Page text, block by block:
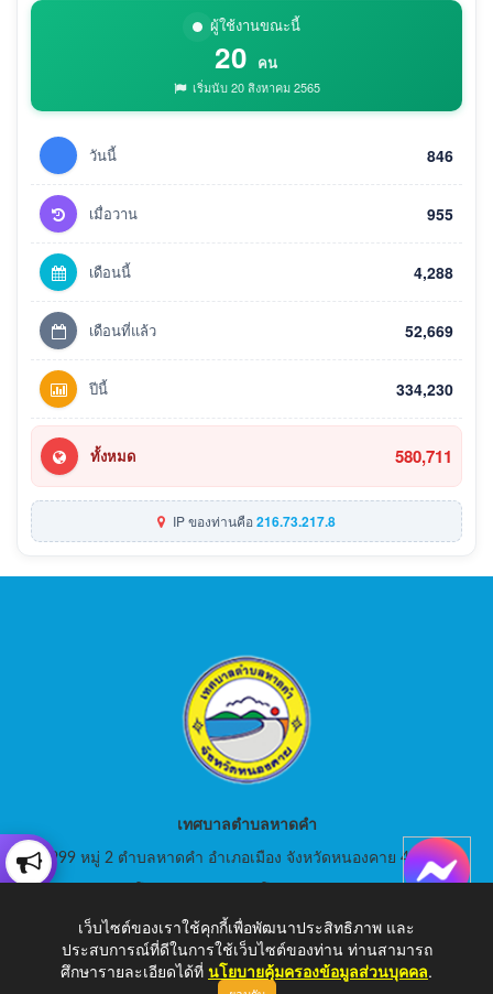
ผู้ใช้งานขณะนี้
20 คน
เริ่มนับ 20 สิงหาคม 2565
วันนี้ 846
เมื่อวาน 955
เดือนนี้ 4,288
เดือนที่แล้ว 52,669
ปีนี้ 334,230
ทั้งหมด 580,711
IP ของท่านคือ216.73.217.8
เทศบาลตำบลหาดคำ
999 หมู่ 2 ตำบลหาดคำ อำเภอเมือง จังหวัดหนองคาย 43000
E-Mail: saraban_05430105@dla.go.th
เว็บไซต์ของเราใช้คุกกี้เพื่อพัฒนาประสิทธิภาพ และ
ประสบการณ์ที่ดีในการใช้เว็บไซต์ของท่าน ท่านสามารถ
ศึกษารายละเอียดได้ที่ นโยบายคุ้มครองข้อมูลส่วนบุคคล.